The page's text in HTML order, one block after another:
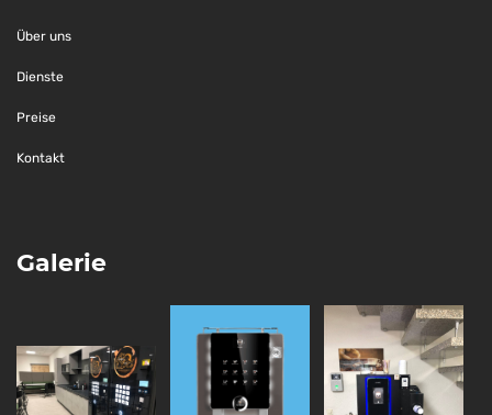
Über uns
Dienste
Preise
Kontakt
Galerie